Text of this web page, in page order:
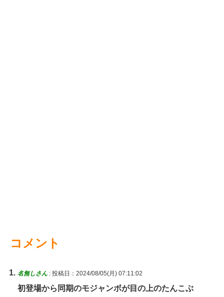
コメント
名無しさん : 投稿日：2024/08/05(月) 07:11:02
初登場から同期のモジャンボが目の上のたんこぶ